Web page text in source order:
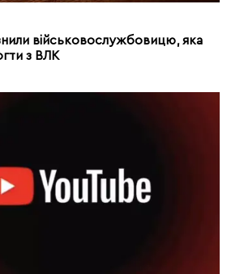
військовослужбовицю, яка
з ВЛК